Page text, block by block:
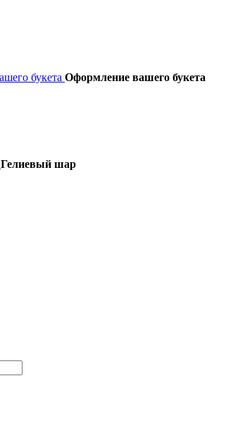
Оформление вашего букета
Гелиевый шар